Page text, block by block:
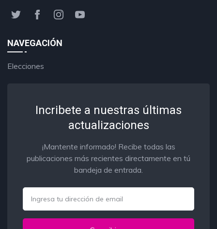
NAVEGACIÓN
Elecciones
Incribete a nuestras últimas
actualizaciones
¡Mantente informado! Recibe todas las
publicaciones más recientes directamente en tú
bandeja de entrada.